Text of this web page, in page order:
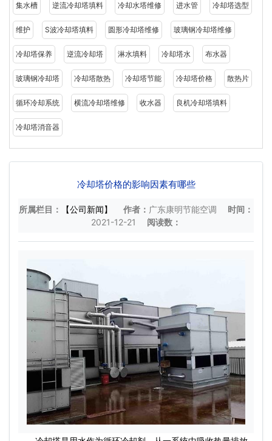
集水槽 逆流冷却塔填料 冷却水塔维修 进水管 冷却塔选型
维护 S波冷却塔填料 圆形冷却塔维修 玻璃钢冷却塔维修
冷却塔保养 逆流冷却塔 淋水填料 冷却塔水 布水器
玻璃钢冷却塔 冷却塔散热 冷却塔节能 冷却塔价格 散热片
循环冷却系统 横流冷却塔维修 收水器 良机冷却塔填料
冷却塔消音器
冷却塔价格的影响因素有哪些
所属栏目： 【公司新闻】 作者： 广东康明节能空调
时间：
2021-12-21
阅读数：